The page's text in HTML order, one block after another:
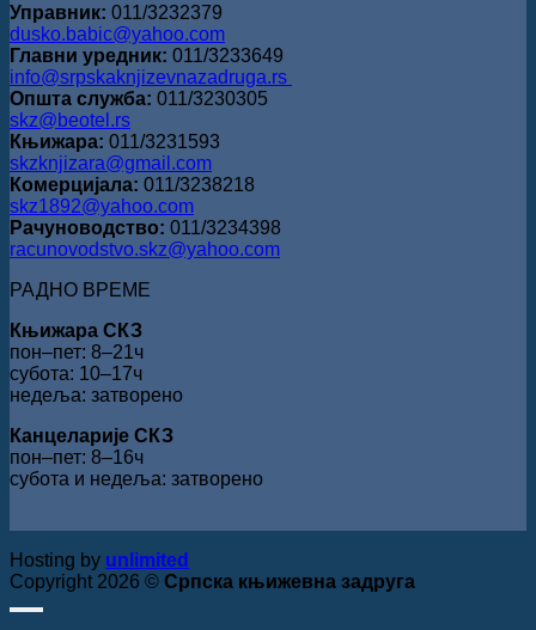
Управник: 011/3232379
dusko.babic@yahoo.com
Главни уредник: 011/3233649
info@srpskaknjizevnazadruga.rs
Општа служба: 011/3230305
skz@beotel.rs
Књижара: 011/3231593
skzknjizara@gmail.com
Комерцијала: 011/3238218
skz1892@yahoo.com
Рачуноводство: 011/3234398
racunovodstvo.skz@yahoo.com
РАДНО ВРЕМЕ
Књижара СКЗ
пон‒пет: 8‒21ч
субота: 10‒17ч
недеља: затворено
Канцеларије СКЗ
пон‒пет: 8‒16ч
субота и недеља: затворено
Hosting by unlimited
Copyright 2026 © Српска књижевна задруга